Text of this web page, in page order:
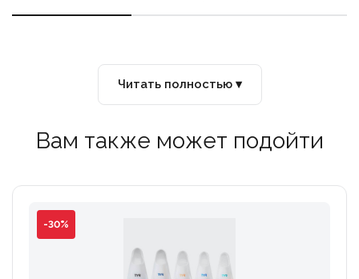
Читать полностью ▾
Вам также может подойти
-30%